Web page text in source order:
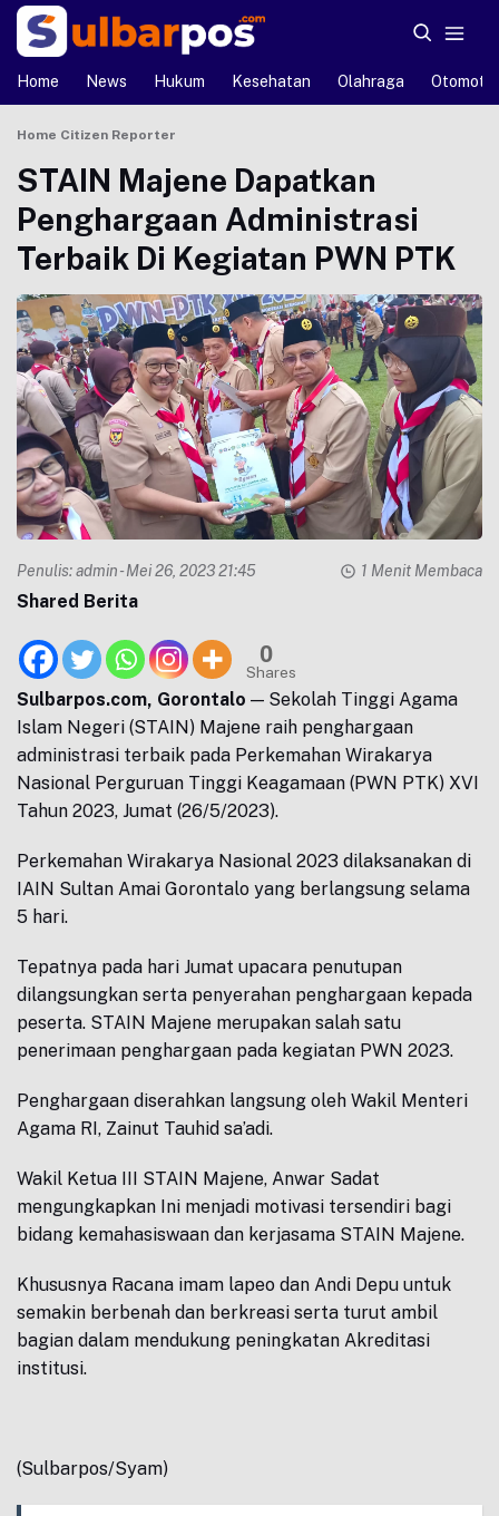
Home News Hukum Kesehatan Olahraga Otomotif
Home Citizen Reporter
STAIN Majene Dapatkan
Penghargaan Administrasi
Terbaik Di Kegiatan PWN PTK
Penulis:admin- Mei 26, 2023 21:45 1 Menit Membaca
Shared Berita
0
Shares
Sulbarpos.com, Gorontalo — Sekolah Tinggi Agama
Islam Negeri (STAIN) Majene raih penghargaan
administrasi terbaik pada Perkemahan Wirakarya
Nasional Perguruan Tinggi Keagamaan (PWN PTK) XVI
Tahun 2023, Jumat (26/5/2023).
Perkemahan Wirakarya Nasional 2023 dilaksanakan di
IAIN Sultan Amai Gorontalo yang berlangsung selama
5 hari.
Tepatnya pada hari Jumat upacara penutupan
dilangsungkan serta penyerahan penghargaan kepada
peserta. STAIN Majene merupakan salah satu
penerimaan penghargaan pada kegiatan PWN 2023.
Penghargaan diserahkan langsung oleh Wakil Menteri
Agama RI, Zainut Tauhid sa’adi.
Wakil Ketua III STAIN Majene, Anwar Sadat
mengungkapkan Ini menjadi motivasi tersendiri bagi
bidang kemahasiswaan dan kerjasama STAIN Majene.
Khususnya Racana imam lapeo dan Andi Depu untuk
semakin berbenah dan berkreasi serta turut ambil
bagian dalam mendukung peningkatan Akreditasi
institusi.
(Sulbarpos/Syam)